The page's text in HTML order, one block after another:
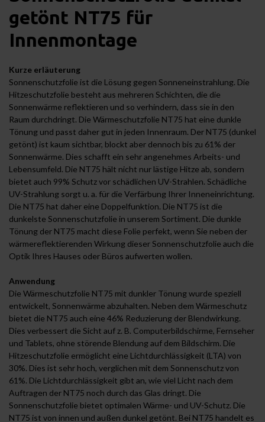
getönt NT75 für
Innenmontage
Kurze erläuterung
Sonnenschutzfolie ist die Lösung gegen Sonneneinstrahlung. Die
Hitzeschutzfolie besteht aus mehreren Schichten, die die
Sonnenwärme reflektieren und so verhindern, dass sie in den
Raum durchdringt. Die Wärmeschutzfolie NT75 hat eine dunkle
Tönung und passt daher gut in jeden Innenraum. Der NT75 (dunkel
getönt) ist kaum sichtbar, blockt aber dennoch bis zu 61% der
Sonnenwärme. Dies schafft ein sehr angenehmes Arbeits- und
Lebensumfeld. Die NT75 hält nicht nur lästige Hitze ab, sondern
bietet auch 99% Schutz vor schädlichen UV-Strahlen. Schädliche
UV-Strahlung sorgt u. a. für die Verfärbung Ihrer Inneneinrichtung.
Die NT75 hat daher eine Doppelfunktion. Die NT75 ist die
dunkelste Sonnenschutzfolie in unserem Sortiment. Die dunkle
Tönung der NT75 macht diese Folie perfekt, wenn Sie neben der
wärmereflektierenden Wirkung dieser Sonnenschutzfolie auch die
Optik Ihres Hauses oder Büros aufwerten wollen.
Anwendung
Die Wärmeschutzfolie NT75 mit dunkler Tönung wurde speziell
entwickelt, Sonnenwärme abzuhalten. Neben dem Wärmeschutz
bietet die NT75 auch eine 46% Reduzierung der Blendwirkung.
Dies verbessert die Sicht auf z. B. Computerbildschirme, Fernseher
und Tablets, ohne störende Blendung auf dem Bildschirm. Die
Hitzeschutzfolie ermöglicht eine Lichtdurchlässigkeit (LTA) von
30%. Dies ist sehr hoch, verglichen mit dem Sonnenschutz von
61%. Die Lichtdurchlässigkeit gibt an, wie viel Licht nach dem
Auftragen der NT75 noch durch das Glas dringt. Die
Sonnenschutzfolie bietet optimalen Wärme- und UV-Schutz. Die
NT75 ist von innen und außen dunkel getönt. Bei NT75 handelt es